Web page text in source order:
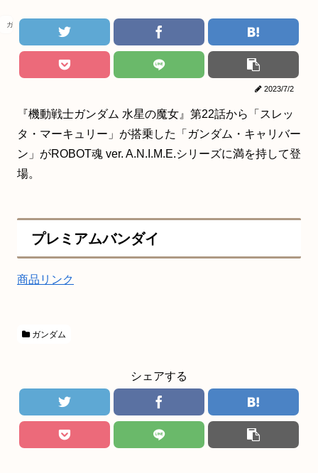
ガンダム
2023/7/2
『機動戦士ガンダム 水星の魔女』第22話から「スレッ
タ・マーキュリー」が搭乗した「ガンダム・キャリバー
ン」がROBOT魂 ver. A.N.I.M.E.シリーズに満を持して登
場。
プレミアムバンダイ
商品リンク
ガンダム
シェアする